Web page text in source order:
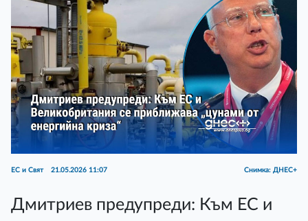
ЕС и Свят 21.05.2026 11:07 Снимка: ДНЕС+
Дмитриев предупреди: Към ЕС и